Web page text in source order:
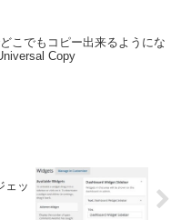
こでもコピー出来るようにな
Copy
ェッ